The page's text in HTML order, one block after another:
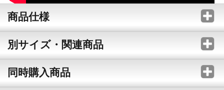
商品仕様
別サイズ・関連商品
同時購入商品